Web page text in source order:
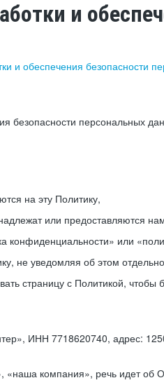
и
и обеспечения безопасности
безопасности персональных
на эту Политику,
или предоставляются
конфиденциальности» или
не уведомляя об этом
страницу с Политикой,
ИНН 7718620740, адрес:
«наша компания», речь идет об